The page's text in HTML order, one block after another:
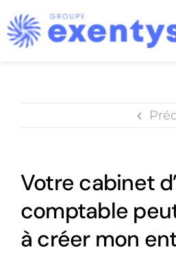
Votre cabinet
comptable
à créer mon